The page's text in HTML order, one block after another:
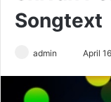
Songtext
admin April